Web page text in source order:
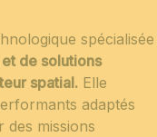
spécialisée
de solutions
spatial. Elle
adaptés
des missions